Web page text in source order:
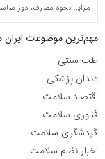
مزایا، نحوه مصرف، دوز
مهم‌ترین موضوعات ایران
طب سنتی
دندان پزشکی
اقتصاد سلامت
فناوری سلامت
گردشگری سلامت
اخبار نظام سلامت